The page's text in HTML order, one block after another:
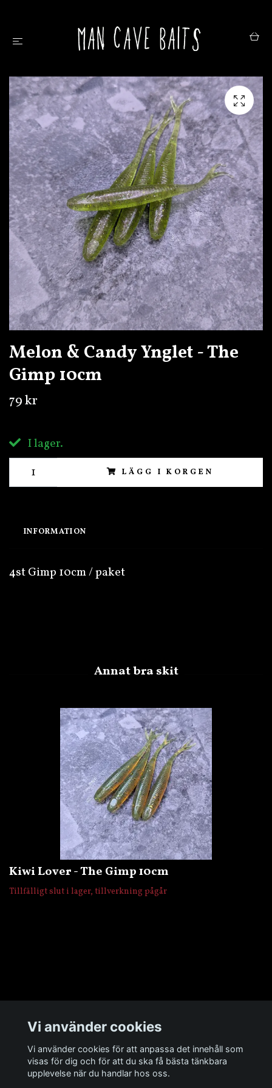
Melon & Candy Ynglet - The
Gimp 10cm
79 kr
I lager.
LÄGG I KORGEN
INFORMATION
4st Gimp 10cm / paket
Kiwi Lover - The Gimp 10cm
Tillfälligt slut i lager, tillverkning pågår
Sociala medier
Vi använder cookies
Vi använder cookies för att anpassa det innehåll som
visas för dig och för att du ska få bästa tänkbara
upplevelse när du handlar hos oss.